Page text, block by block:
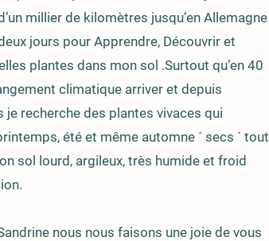
millier de kilomètres jusqu’en Allemagne
jours pour Apprendre, Découvrir et
plantes dans mon sol .Surtout qu’en 40
climatique arriver et depuis
je recherche des plantes vivaces qui
été et même automne ´ secs ´ tout
sol lourd, argileux, très humide et froid
nous nous faisons une joie de vous